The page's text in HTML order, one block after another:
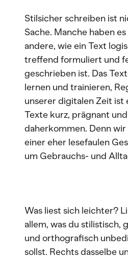
Stilsicher schreiben ist
Sache. Manche haben
andere, wie ein Text
treffend formuliert und
geschrieben ist. Das
lernen und trainieren,
unserer digitalen Zeit ist
Texte kurz, prägnant
daherkommen. Denn
einer eher lesefaulen
um Gebrauchs- und
Was liest sich leichter?
allem, was du stilistisch,
und orthografisch
sollst. Rechts dasselbe